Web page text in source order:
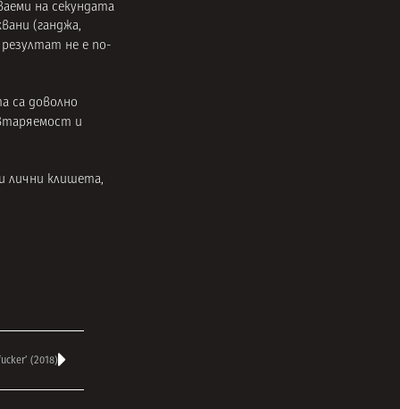
на секундата
(ганджа,
не е по-
са доволно
и
лични клишета,
(2018)